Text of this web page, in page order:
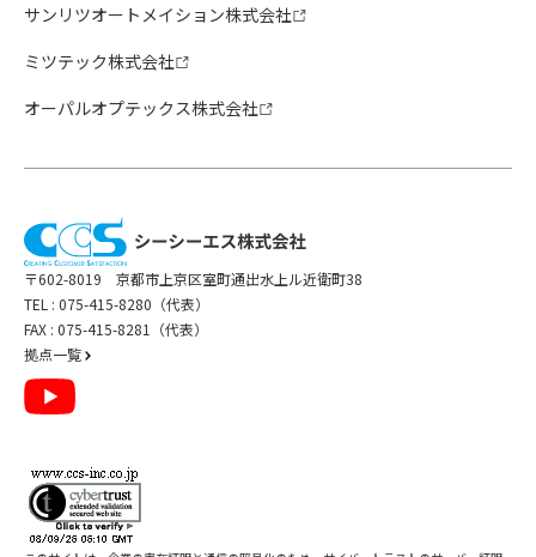
サンリツオートメイション株式会社
ミツテック株式会社
オーパルオプテックス株式会社
〒602-8019 京都市上京区室町通出水上ル近衛町38
TEL : 075-415-8280（代表）
FAX : 075-415-8281（代表）
拠点一覧